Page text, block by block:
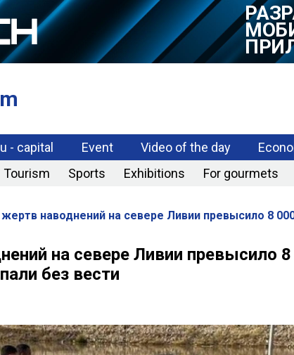
- capital Event Video of the day
Tourism Sports Exhibitions For gourmets
наводнений на севере Ливии превысило 8
на севере Ливии превысило
без вести